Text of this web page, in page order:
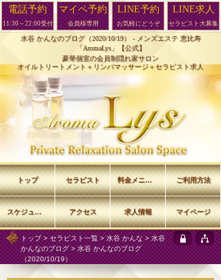
水谷 かんなのブログ（2020/10/19） - メンズエステ 恵比寿
「AromaLys」【公式】
豪華個室の会員制隠れ家サロン
オイルトリートメント＋リンパマッサージ＋セラピスト求人
トップ> セラピスト一覧 >水谷 かんな > 水谷
かんなのブログ > 水谷 かんなのブログ
（2020/10/19）
トップ セラピスト 料金メニュー ご利用方法
スケジュール アクセス 求人情報 マイページ
電話予約
11:30～22:00受付
マイペ予約
会員様専用
LINE予約
お気軽にどうぞ
LINE求人
セラピスト大募集